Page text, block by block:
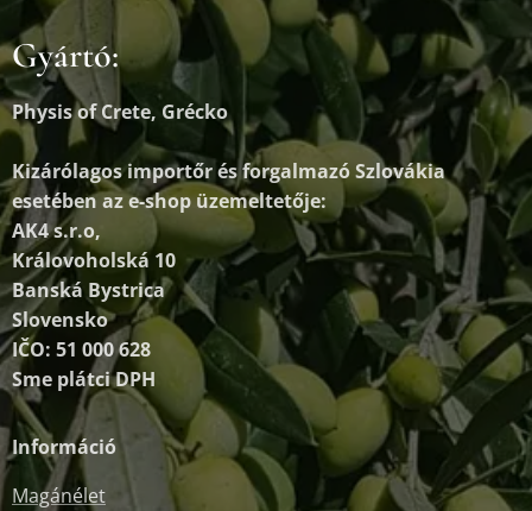
Gyártó:
Physis of Crete, Grécko
Kizárólagos importőr és forgalmazóSzlovákia
esetében az e-shop üzemeltetője:
AK4 s.r.o,
Královoholská 10
Banská Bystrica
Slovensko
IČO: 51 000 628
Sme plátci DPH
Információ
Magánélet